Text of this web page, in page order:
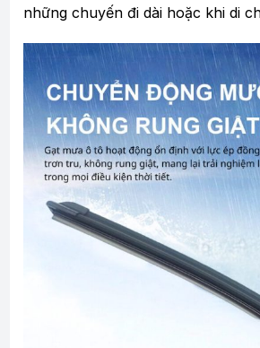
những chuyến đi dài hoặc khi di